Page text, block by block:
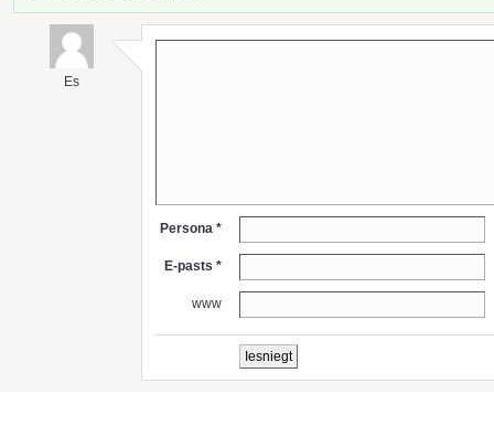
Es
Persona *
E-pasts *
www